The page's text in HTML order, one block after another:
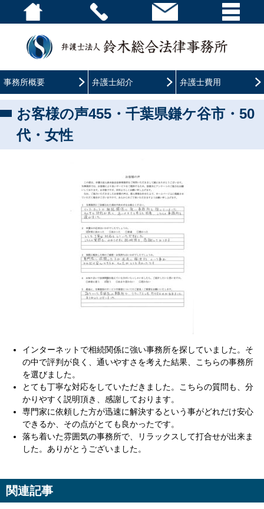
事務所概要 弁護士紹介 弁護士費用
お客様の声455・千葉県鎌ケ谷市・50
代・女性
インターネットで相続関係に強い事務所を探していました。そ
の中で評判が良く、通いやすさを考えた結果、こちらの事務所
を選びました。
とても丁寧な対応をしていただきました。こちらの質問も、分
かりやすく説明頂き、感謝しております。
専門家に依頼した方が迅速に解決するという事がどれだけ安心
できるか、その点がとても良かったです。
落ち着いた雰囲気の事務所で、リラックスして打合せが出来ま
した。ありがとうございました。
関連記事